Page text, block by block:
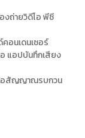
งถ่ายวิดีโอ พีซี
อนเดนเซอร์
แอปบันทึกเสียง
อสัญญาณรบกวน